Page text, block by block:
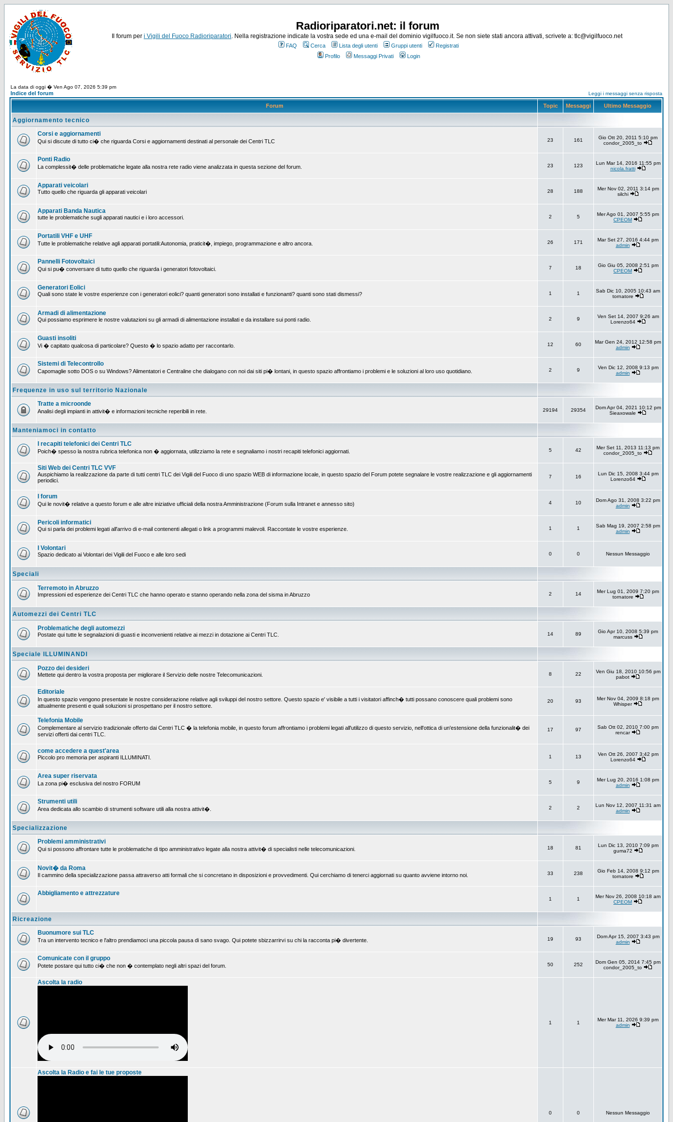
Radioriparatori.net: il forum
Il forum per i Vigili del Fuoco Radioriparatori. Nella registrazione indicate la vostra sede ed una e-mail del dominio vigilfuoco.it. Se non siete stati ancora attivati, scrivete a: tlc@vigilfuoco.net
FAQ Cerca Lista degli utenti Gruppi utenti
Registrati
Profilo
Messaggi Privati Login
La data di oggi � Ven Ago 07, 2026 5:39 pm
Indice del forum Leggi i messaggi senza risposta
Forum Topic Messaggi Ultimo Messaggio
Aggiornamento tecnico
Corsi e aggiornamenti
Qui si discute di tutto ci� che riguarda Corsi e aggiornamenti destinati al personale dei Centri TLC 23 161
Gio Ott 20, 2011 5:10 pm
condor_2005_to
Ponti Radio
La complessit� delle problematiche legate alla nostra rete radio viene analizzata in questa sezione del forum. 23 123
Lun Mar 14, 2016 11:55 pm
nicola.fratti
Apparati veicolari
Tutto quello che riguarda gli apparati veicolari 28 188
Mer Nov 02, 2011 3:14 pm
silchi
Apparati Banda Nautica
tutte le problematiche sugli apparati nautici e i loro accessori. 2 5
Mer Ago 01, 2007 5:55 pm
CPEOM
Portatili VHF e UHF
Tutte le problematiche relative agli apparati portatili:Autonomia, praticit�, impiego, programmazione e altro ancora. 26 171
Mar Set 27, 2016 4:44 pm
admin
Pannelli Fotovoltaici
Qui si pu� conversare di tutto quello che riguarda i generatori fotovoltaici. 7 18
Gio Giu 05, 2008 2:51 pm
CPEOM
Generatori Eolici
Quali sono state le vostre esperienze con i generatori eolici? quanti generatori sono installati e funzionanti? quanti sono stati dismessi? 1 1
Sab Dic 10, 2005 10:43 am
tornatore
Armadi di alimentazione
Qui possiamo esprimere le nostre valutazioni su gli armadi di alimentazione installati e da installare sui ponti radio. 2 9
Ven Set 14, 2007 9:26 am
Lorenzo64
Guasti insoliti
Vi � capitato qualcosa di particolare? Questo � lo spazio adatto per raccontarlo. 12 60
Mar Gen 24, 2012 12:58 pm
admin
Sistemi di Telecontrollo
Capomaglie sotto DOS o su Windows? Alimentatori e Centraline che dialogano con noi dai siti pi� lontani, in questo spazio affrontiamo i problemi e le soluzioni al loro uso quotidiano. 2 9
Ven Dic 12, 2008 9:13 pm
admin
Frequenze in uso sul territorio Nazionale
Tratte a microonde
Analisi degli impianti in attivit� e informazioni tecniche reperibili in rete. 29194 29354
Dom Apr 04, 2021 10:12 pm
Sieaxowale
Manteniamoci in contatto
I recapiti telefonici dei Centri TLC
Poich� spesso la nostra rubrica telefonica non � aggiornata, utilizziamo la rete e segnaliamo i nostri recapiti telefonici aggiornati. 5 42
Mer Set 11, 2013 11:13 pm
condor_2005_to
Siti Web dei Centri TLC VVF
Auspichiamo la realizzazione da parte di tutti centri TLC dei Vigili del Fuoco di uno spazio WEB di informazione locale, in questo spazio del Forum potete segnalare le vostre realizzazione e gli aggiornamenti
periodici.
7 16
Lun Dic 15, 2008 3:44 pm
Lorenzo64
I forum
Qui le novit� relative a questo forum e alle altre iniziative ufficiali della nostra Amministrazione (Forum sulla Intranet e annesso sito) 4 10
Dom Ago 31, 2008 3:22 pm
admin
Pericoli informatici
Qui si parla dei problemi legati all'arrivo di e-mail contenenti allegati o link a programmi malevoli. Raccontate le vostre esperienze. 1 1
Sab Mag 19, 2007 2:58 pm
admin
I Volontari
Spazio dedicato ai Volontari dei Vigili del Fuoco e alle loro sedi 0 0 Nessun Messaggio
Speciali
Terremoto in Abruzzo
Impressioni ed esperienze dei Centri TLC che hanno operato e stanno operando nella zona del sisma in Abruzzo 2 14
Mer Lug 01, 2009 7:20 pm
tornatore
Automezzi dei Centri TLC
Problematiche degli automezzi
Postate qui tutte le segnalazioni di guasti e inconvenienti relative ai mezzi in dotazione ai Centri TLC. 14 89
Gio Apr 10, 2008 5:39 pm
marcuss
Speciale ILLUMINANDI
Pozzo dei desideri
Mettete qui dentro la vostra proposta per migliorare il Servizio delle nostre Telecomunicazioni. 8 22
Ven Giu 18, 2010 10:56 pm
pabot
Editoriale
In questo spazio vengono presentate le nostre considerazione relative agli sviluppi del nostro settore. Questo spazio e' visibile a tutti i visitatori affinch� tutti possano conoscere quali problemi sono
attualmente presenti e quali soluzioni si prospettano per il nostro settore.
20 93
Mer Nov 04, 2009 8:18 pm
Whisper
Telefonia Mobile
Complementare al servizio tradizionale offerto dai Centri TLC � la telefonia mobile, in questo forum affrontiamo i problemi legati all'utilizzo di questo servizio, nell'ottica di un'estensione della funzionalit� dei
servizi offerti dai centri TLC.
17 97
Sab Ott 02, 2010 7:00 pm
rencar
come accedere a quest'area
Piccolo pro memoria per aspiranti ILLUMINATI. 1 13
Ven Ott 26, 2007 3:42 pm
Lorenzo64
Area super riservata
La zona pi� esclusiva del nostro FORUM 5 9
Mer Lug 20, 2016 1:08 pm
admin
Strumenti utili
Area dedicata allo scambio di strumenti software utili alla nostra attivit�. 2 2
Lun Nov 12, 2007 11:31 am
admin
Specializzazione
Problemi amministrativi
Qui si possono affrontare tutte le problematiche di tipo amministrativo legate alla nostra attivit� di specialisti nelle telecomunicazioni. 18 81
Lun Dic 13, 2010 7:09 pm
guma72
Novit� da Roma
Il cammino della specializzazione passa attraverso atti formali che si concretano in disposizioni e provvedimenti. Qui cerchiamo di tenerci aggiornati su quanto avviene intorno noi. 33 238
Gio Feb 14, 2008 9:12 pm
tornatore
Abbigliamento e attrezzature
1 1
Mer Nov 26, 2008 10:18 am
CPEOM
Ricreazione
Buonumore sui TLC
Tra un intervento tecnico e l'altro prendiamoci una piccola pausa di sano svago. Qui potete sbizzarrirvi su chi la racconta pi� divertente. 19 93
Dom Apr 15, 2007 3:43 pm
admin
Comunicate con il gruppo
Potete postare qui tutto ci� che non � contemplato negli altri spazi del forum. 50 252
Dom Gen 05, 2014 7:45 pm
condor_2005_to
Ascolta la radio
1 1
Mer Mar 11, 2026 9:39 pm
admin
Ascolta la Radio e fai le tue proposte
0 0 Nessun Messaggio